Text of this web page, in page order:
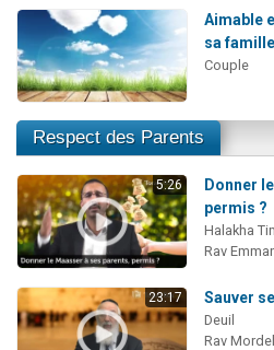
Aimable
sa
Couple
Respect des Parents
5:26
Donner
permis ?
Halakha
Rav
23:17 Sauver
Deuil
Rav